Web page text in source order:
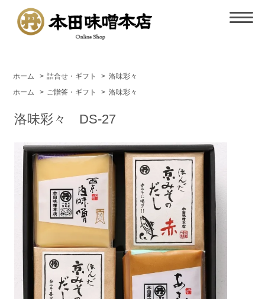
ホーム > 詰合せ・ギフト > 洛味彩々
ホーム
> ご贈答・ギフト > 洛味彩々
洛味彩々 DS-27